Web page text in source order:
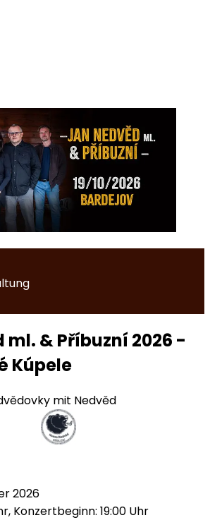
ml. & Příbuzní 2026 -
Kúpele
mit Nedvěd
2026
Konzertbeginn: 19:00 Uhr